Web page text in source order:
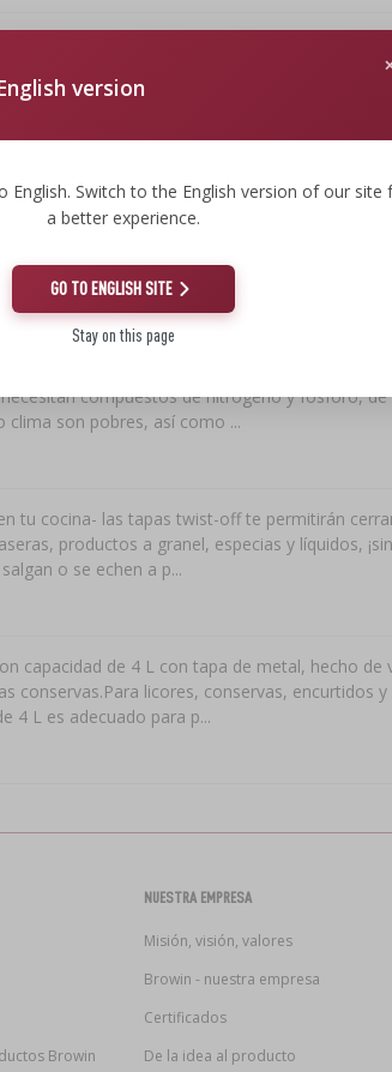
de la conservación -el prensador es un
la cocina, gracias al cual descubrirás la magia
21% -el conjunto universal de levaduras con
apreciada Saccharomyce...
compuestos de nitrógeno y fósforo, de
clima son pobres, así como ...
tu cocina- las tapas twist-off te permitirán
productos a granel, especias y líquidos,
o se echen a p...
capacidad de 4 L con tapa de metal, hecho de
conservas.Para licores, conservas, encurtidos
4 L es adecuado para p...
version
English. Switch to the English version of our site
a better experience.
GO TO ENGLISH SITE
Stay on this page
Browin
NUESTRA EMPRESA
Misión, visión, valores
Browin - nuestra empresa
Certificados
De la idea al producto